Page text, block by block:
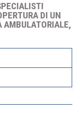
DI UN
AMBULATORIALE,